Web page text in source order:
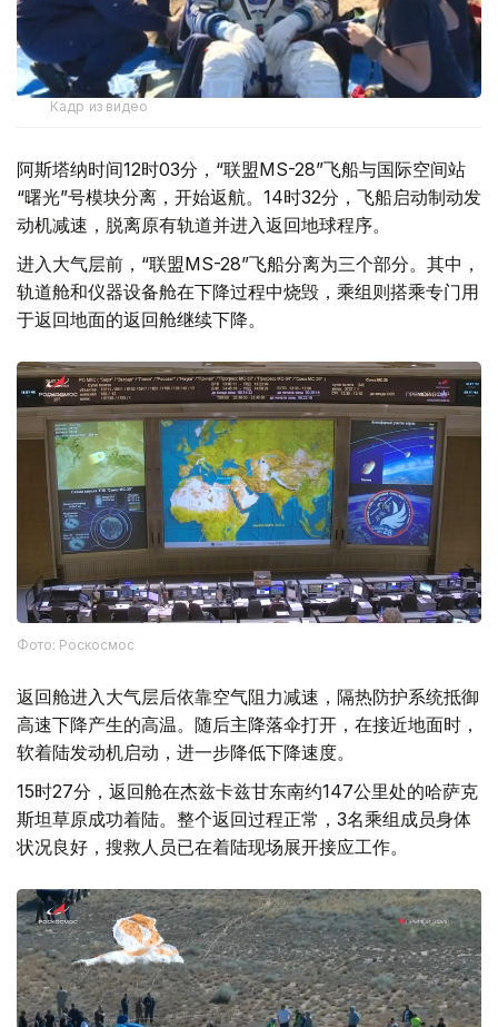
Кадр из видео
阿斯塔纳时间12时03分，“联盟MS-28”飞船与国际空间站
“曙光”号模块分离，开始返航。14时32分，飞船启动制动发
动机减速，脱离原有轨道并进入返回地球程序。
进入大气层前，“联盟MS-28”飞船分离为三个部分。其中，
轨道舱和仪器设备舱在下降过程中烧毁，乘组则搭乘专门用
于返回地面的返回舱继续下降。
Фото: Роскосмос
返回舱进入大气层后依靠空气阻力减速，隔热防护系统抵御
高速下降产生的高温。随后主降落伞打开，在接近地面时，
软着陆发动机启动，进一步降低下降速度。
15时27分，返回舱在杰兹卡兹甘东南约147公里处的哈萨克
斯坦草原成功着陆。整个返回过程正常，3名乘组成员身体
状况良好，搜救人员已在着陆现场展开接应工作。